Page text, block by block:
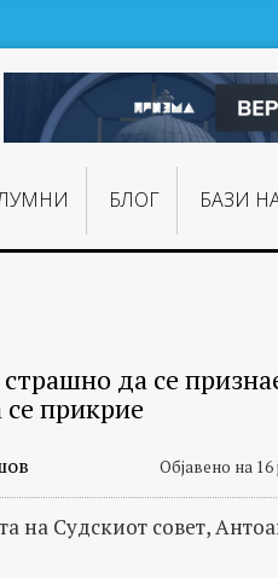
БЛОГ БАЗИ
да се
прикрие
Објавено на 16
на Судскиот совет,